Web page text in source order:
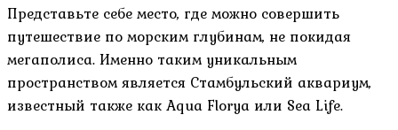
Представьте себе место, где можно совершить
путешествие по морским глубинам, не покидая
мегаполиса. Именно таким уникальным
пространством является Стамбульский аквариум,
известный также как Aqua Florya или Sea Life.